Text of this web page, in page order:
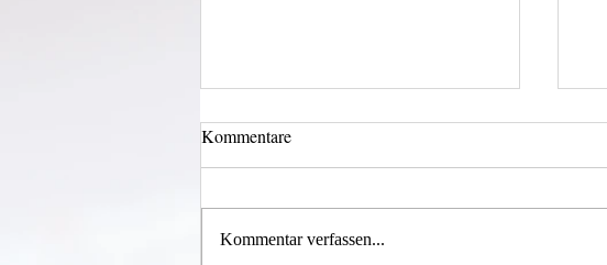
Einen Berg abtragen
Kommentare
Kommentar verfassen...